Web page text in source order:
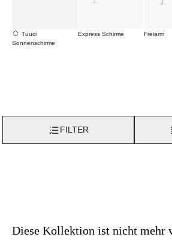
Tuuci
Sonnenschirme
Express Schirme Freiarm
FILTER
Diese Kollektion ist nicht mehr